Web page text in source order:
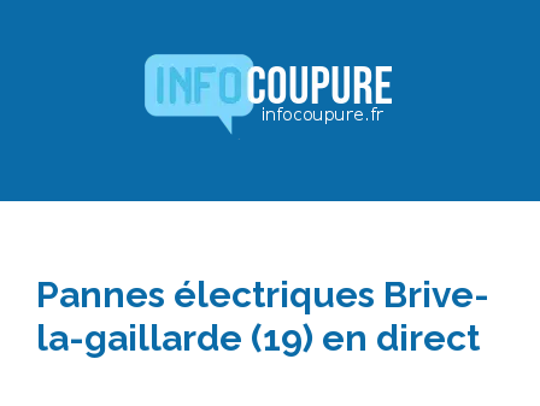
Pannes électriques Brive-
la-gaillarde (19) en direct